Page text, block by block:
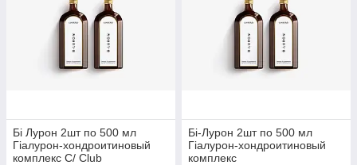
Бі Лурон 2шт по 500 мл
Гіалурон-хондроитиновый
комплекс С/ Club
Бі-Лурон 2шт по 500 мл
Гіалурон-хондроитиновый
комплекс